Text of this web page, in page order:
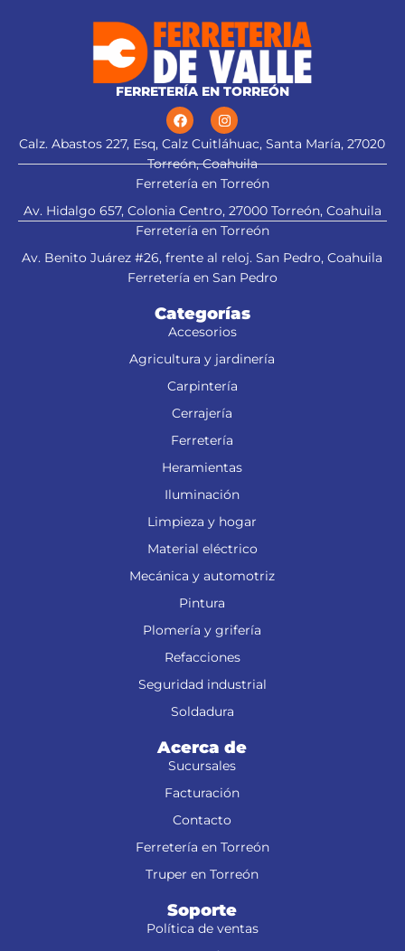
trapezoidal para cortes limpios
FERRETERÍA EN TORREÓN
Calz. Abastos 227, Esq, Calz Cuitláhuac, Santa María, 27020
Torreón, Coahuila
Ferretería en Torreón
Av. Hidalgo 657, Colonia Centro, 27000 Torreón, Coahuila
Ferretería en Torreón
Av. Benito Juárez #26, frente al reloj. San Pedro, Coahuila
Ferretería en San Pedro
Categorías
Accesorios
Agricultura y jardinería
Carpintería
Cerrajería
Ferretería
Heramientas
Iluminación
Limpieza y hogar
Material eléctrico
Mecánica y automotriz
Pintura
Plomería y grifería
Refacciones
Seguridad industrial
Soldadura
Acerca de
Sucursales
Facturación
Contacto
Ferretería en Torreón
Truper en Torreón
Soporte
Política de ventas